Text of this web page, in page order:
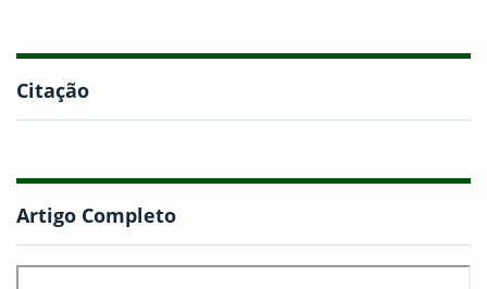
Citação
Artigo Completo